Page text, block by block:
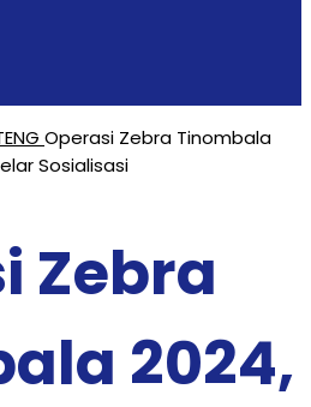
Operasi Zebra Tinombala
Sosialisasi
Zebra
2024,